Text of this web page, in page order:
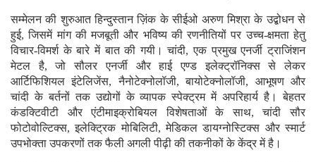
सम्मेलन की शुरुआत हिन्दुस्तान ज़िंक के सीईओ अरुण मिश्रा के उद्बोधन से
हुई, जिसमें मांग की मजबूती और भविष्य की रणनीतियों पर उच्च-क्षमता हेतु
विचार-विमर्श के बारे में बात की गयी। चांदी, एक प्रमुख एनर्जी ट्राजिंशन
मेटल है, जो सौलर एनर्जी और हाई एण्ड इलेक्ट्रॉनिक्स से लेकर
आर्टिफिशियल इंटेलिजेंस, नैनोटेक्नोलॉजी, बायोटेक्नोलॉजी, आभूषण और
चांदी के बर्तनों तक उद्योगों के व्यापक स्पेक्ट्रम में अपरिहार्य है। बेहतर
कंडक्टिवीटी और एंटीमाइक्रोबियल विशेषताओं के साथ, चांदी सौर
फोटोवोल्टिक्स, इलेक्ट्रिक मोबिलिटी, मेडिकल डायग्नोस्टिक्स और स्मार्ट
उपभोक्ता उपकरणों तक फैली अगली पीढ़ी की तकनीकों के केंद्र में है।